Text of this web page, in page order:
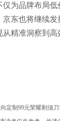
为品牌布局
东也将继续
精准洞察到高
定制99元荣耀剃须